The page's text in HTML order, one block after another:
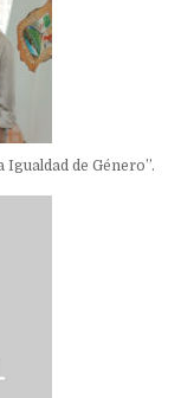
de Género”.